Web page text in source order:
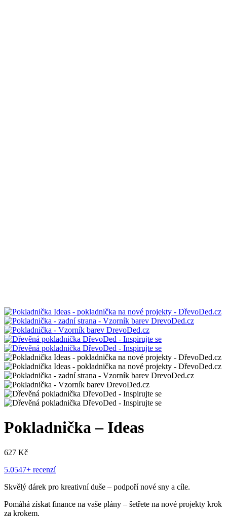
Pokladnička – Ideas
627 Kč
5.0547+ recenzí
Skvělý dárek pro kreativní duše – podpoří nové sny a cíle.
Pomáhá získat finance na vaše plány – šetřete na nové projekty krok
za krokem.